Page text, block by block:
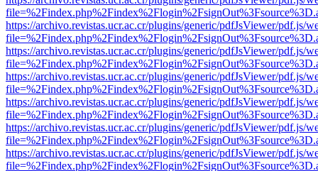
https://archivo.revistas.ucr.ac.cr/plugins/generic/pdfJsViewer/pdf.js/
https://archivo.revistas.ucr.ac.cr/plugins/generic/pdfJsViewer/pdf.js/
https://archivo.revistas.ucr.ac.cr/plugins/generic/pdfJsViewer/pdf.js/
https://archivo.revistas.ucr.ac.cr/plugins/generic/pdfJsViewer/pdf.js/
https://archivo.revistas.ucr.ac.cr/plugins/generic/pdfJsViewer/pdf.js/
https://archivo.revistas.ucr.ac.cr/plugins/generic/pdfJsViewer/pdf.js/